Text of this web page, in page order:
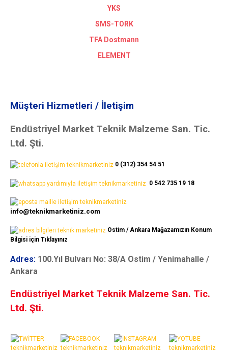
YKS
SMS-TORK
TFA Dostmann
ELEMENT
Müşteri Hizmetleri / İletişim
Endüstriyel Market Teknik Malzeme San. Tic.
Ltd. Şti.
0 (312) 354 54 51
0 542 735 19 18
info@teknikmarketiniz.com
Ostim / Ankara Mağazamızın Konum
Bilgisi için Tıklayınız
Adres: 100.Yıl Bulvarı No: 38/A Ostim / Yenimahalle /
Ankara
Endüstriyel Market Teknik Malzeme San. Tic.
Ltd. Şti.